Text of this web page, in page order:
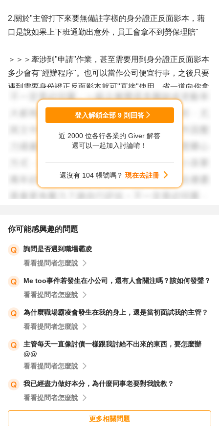
2.關於"主管打下來要無備註字樣的身分證正反面影本，藉
口是說如果上下班通勤出意外，員工會拿不到勞保理賠"
＞＞＞牽涉到"申請"作業，甚至需要用到身分證正反面影本
多少會有"經辦程序"。也可以當作公司便宜行事，之後只要
遇到需要身份證正反面影本就可"直接"使用，省一道向你拿
取的經辦程序。
可向公司說：我也擔心出意外，上下班會更小心，萬一不幸
有意外需要證件再提供。
通勤意外申請理賠成功跟還沒出事前先提供身份證影本無
關。跟發生後能否照經辦程序提供資料有關。所以等發生後
＞＞想想何時會用到這些證件？不常用就收好不用帶到公
司。身份證一般很少拿出來用。出門後整天沒要用到信用卡
也不用帶到公司。可以分開放。
此外，辦公桌附的櫃子通常會有鑰匙，若沒有，可技巧性地
把包包放在最底層。萬一被動到你也容易發現。
既然新報到，辦公桌上的東西還不會太多，盡可能保持簡
公室，很難預防有些同事以為別人桌上的東西隨便都可以
拿，提高留意大概就會知道有那些人會如此。
登入解鎖全部 9 則回答
近 2000 位各行各業的 Giver 解答
還可以一起加入討論唷！
還沒有 104 帳號嗎？ 現在去註冊
你可能感興趣的問題
詢問是否遇到職場霸凌
看看提問者怎麼說
Me too事件若發生在小公司，還有人會關注嗎？該如何發聲？
看看提問者怎麼說
為什麼職場霸凌會發生在我的身上，還是當初面試我的主管？
看看提問者怎麼說
主管每天一直像討債一樣跟我討給不出來的東西，要怎麼辦
@@
看看提問者怎麼說
我已經盡力做好本分，為什麼同事老要對我說教？
看看提問者怎麼說
更多相關問題